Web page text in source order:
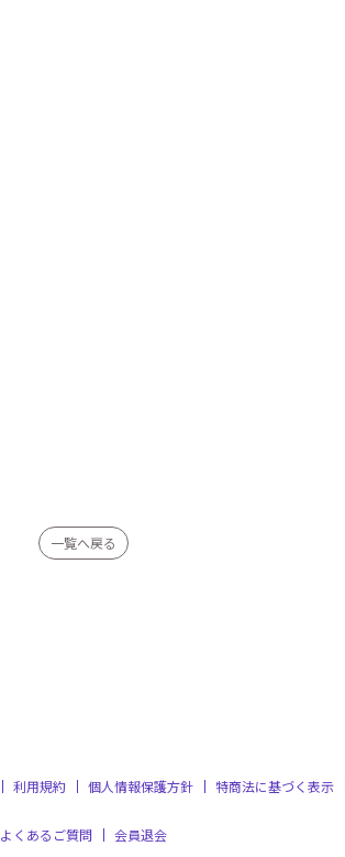
一覧へ戻る
利用規約 個人情報保護方針 特商法に基づく表示
よくあるご質問 会員退会